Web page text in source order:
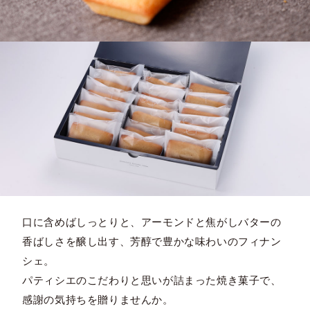
口に含めばしっとりと、アーモンドと焦がしバターの
香ばしさを醸し出す、芳醇で豊かな味わいのフィナン
シェ。
パティシエのこだわりと思いが詰まった焼き菓子で、
感謝の気持ちを贈りませんか。